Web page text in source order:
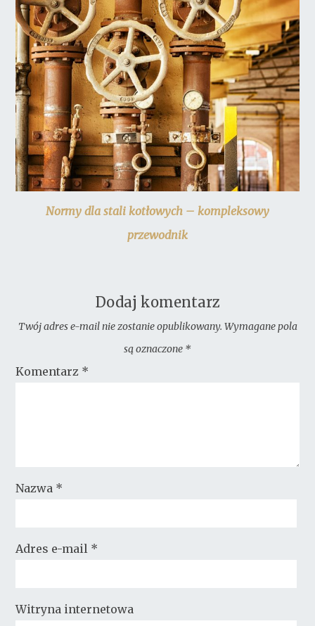
Normy dla stali kotłowych – kompleksowy
przewodnik
Dodaj komentarz
Twój adres e-mail nie zostanie opublikowany. Wymagane pola
są oznaczone *
Komentarz *
Nazwa *
Adres e-mail *
Witryna internetowa